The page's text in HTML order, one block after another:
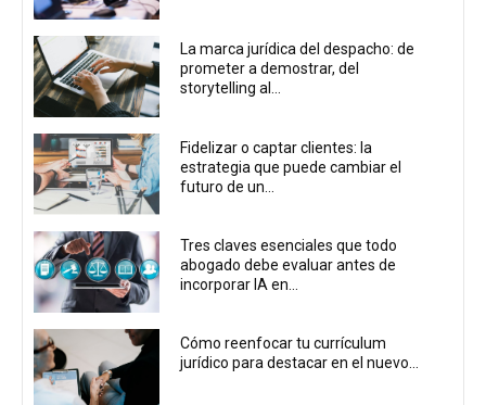
La marca jurídica del despacho: de
prometer a demostrar, del
storytelling al...
Fidelizar o captar clientes: la
estrategia que puede cambiar el
futuro de un...
Tres claves esenciales que todo
abogado debe evaluar antes de
incorporar IA en...
Cómo reenfocar tu currículum
jurídico para destacar en el nuevo...